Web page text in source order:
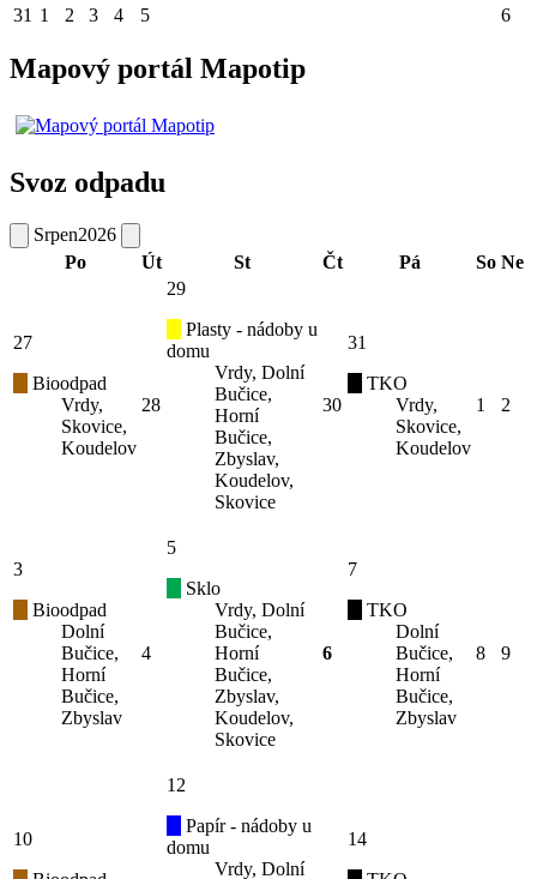
31 1 2 3 4 5 6
Mapový portál Mapotip
Svoz odpadu
Srpen2026
Po
Út St Čt Pá So Ne
27
Bioodpad
Vrdy,
Skovice,
Koudelov
28
29
Plasty - nádoby u
domu
Vrdy, Dolní
Bučice,
Horní
Bučice,
Zbyslav,
Koudelov,
Skovice
30
31
TKO
Vrdy,
Skovice,
Koudelov
1 2
3
Bioodpad
Dolní
Bučice,
Horní
Bučice,
Zbyslav
4
5
Sklo
Vrdy, Dolní
Bučice,
Horní
Bučice,
Zbyslav,
Koudelov,
Skovice
6
7
TKO
Dolní
Bučice,
Horní
Bučice,
Zbyslav
8 9
10
12
Papír - nádoby u
domu
Vrdy, Dolní
14